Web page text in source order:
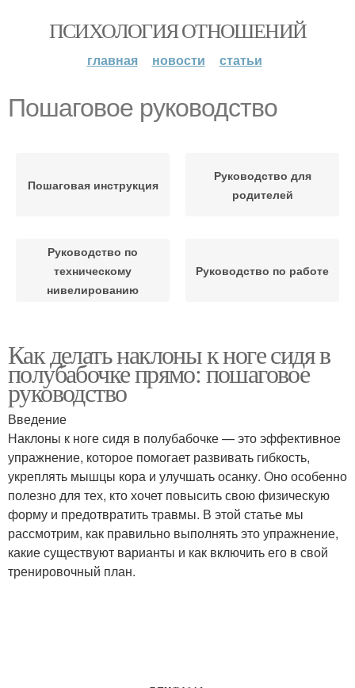
ПСИХОЛОГИЯ ОТНОШЕНИЙ
главная новости статьи
Пошаговое руководство
Пошаговая инструкция
Руководство для
родителей
Руководство по
техническому
нивелированию
Руководство по работе
Как делать наклоны к ноге сидя в
полубабочке прямо: пошаговое
руководство
Введение
Наклоны к ноге сидя в полубабочке — это эффективное
упражнение, которое помогает развивать гибкость,
укреплять мышцы кора и улучшать осанку. Оно особенно
полезно для тех, кто хочет повысить свою физическую
форму и предотвратить травмы. В этой статье мы
рассмотрим, как правильно выполнять это упражнение,
какие существуют варианты и как включить его в свой
тренировочный план.